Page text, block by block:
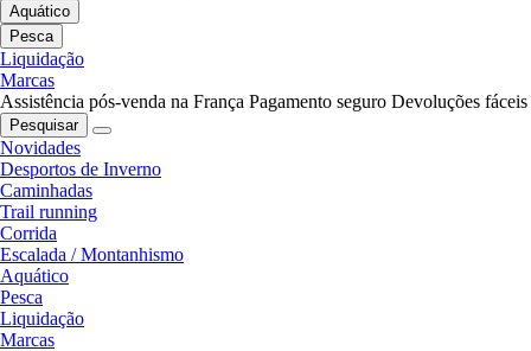
Aquático
Pesca
Liquidação
Marcas
Assistência pós-venda na França Pagamento seguro Devoluções fáceis
Pesquisar
Novidades
Desportos de Inverno
Caminhadas
Trail running
Corrida
Escalada / Montanhismo
Aquático
Pesca
Liquidação
Marcas